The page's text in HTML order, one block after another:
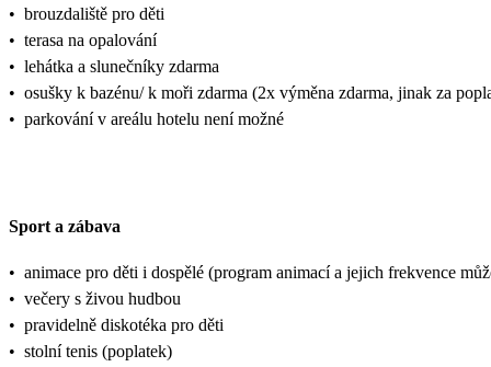
• brouzdaliště pro děti
• terasa na opalování
• lehátka a slunečníky zdarma
• osušky k bazénu/ k moři zdarma (2x výměna zdarma, jinak za
• parkování v areálu hotelu není možné
Sport a zábava
• animace pro děti i dospělé (program animací a jejich frekvence
• večery s živou hudbou
• pravidelně diskotéka pro děti
• stolní tenis (poplatek)